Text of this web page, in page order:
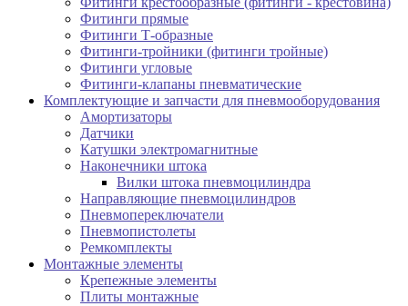
Фитинги прямые
Фитинги Т-образные
Фитинги-тройники (фитинги тройные)
Фитинги угловые
Фитинги-клапаны пневматические
Комплектующие и запчасти для пневмооборудования
Амортизаторы
Датчики
Катушки электромагнитные
Наконечники штока
Вилки штока пневмоцилиндра
Направляющие пневмоцилиндров
Пневмопереключатели
Пневмопистолеты
Ремкомплекты
Монтажные элементы
Крепежные элементы
Плиты монтажные